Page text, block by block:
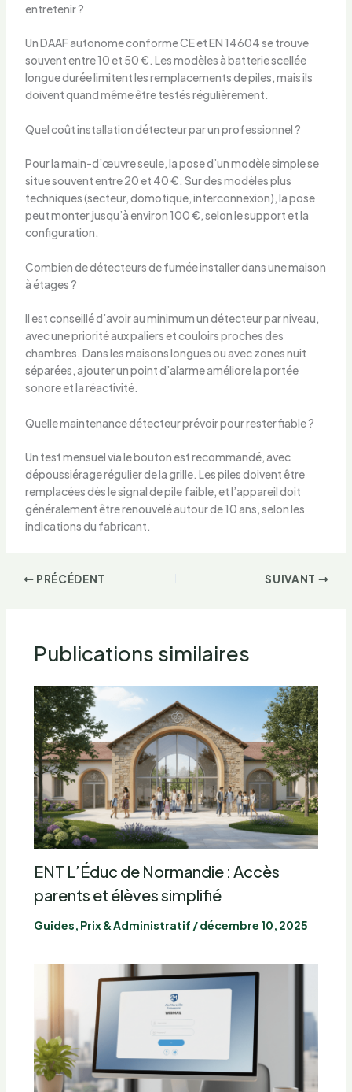
entretenir ?
Un DAAF autonome conforme CE et EN 14604 se trouve
souvent entre 10 et 50 €. Les modèles à batterie scellée
longue durée limitent les remplacements de piles, mais ils
doivent quand même être testés régulièrement.
Quel coût installation détecteur par un professionnel ?
Pour la main-d’œuvre seule, la pose d’un modèle simple se
situe souvent entre 20 et 40 €. Sur des modèles plus
techniques (secteur, domotique, interconnexion), la pose
peut monter jusqu’à environ 100 €, selon le support et la
configuration.
Combien de détecteurs de fumée installer dans une maison
à étages ?
Il est conseillé d’avoir au minimum un détecteur par niveau,
avec une priorité aux paliers et couloirs proches des
chambres. Dans les maisons longues ou avec zones nuit
séparées, ajouter un point d’alarme améliore la portée
sonore et la réactivité.
Quelle maintenance détecteur prévoir pour rester fiable ?
Un test mensuel via le bouton est recommandé, avec
dépoussiérage régulier de la grille. Les piles doivent être
remplacées dès le signal de pile faible, et l’appareil doit
généralement être renouvelé autour de 10 ans, selon les
indications du fabricant.
PRÉCÉDENT SUIVANT
Publications similaires
ENT L’Éduc de Normandie : Accès
parents et élèves simplifié
Guides, Prix & Administratif /décembre 10, 2025